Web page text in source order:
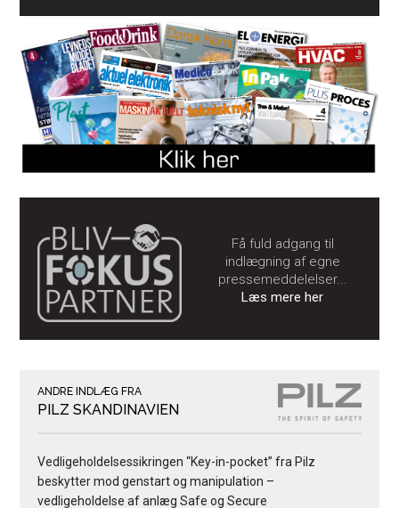
Få fuld adgang til
indlægning af egne
pressemeddelelser...
Læs mere her
ANDRE INDLÆG FRA
PILZ SKANDINAVIEN
Vedligeholdelsessikringen “Key-in-pocket” fra Pilz
beskytter mod genstart og manipulation –
vedligeholdelse af anlæg Safe og Secure